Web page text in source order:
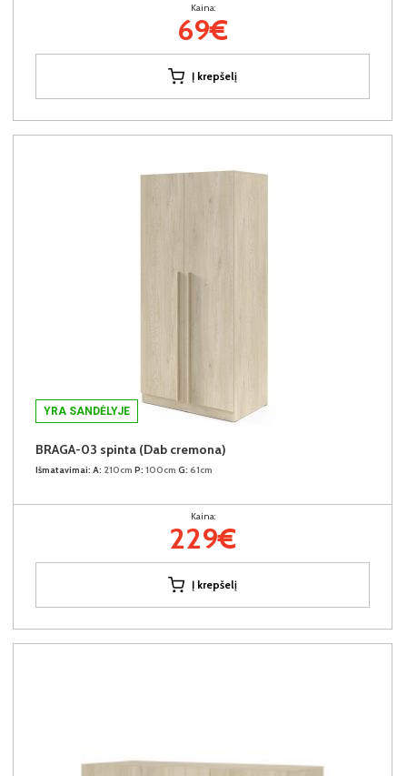
Kaina:
69€
Į krepšelį
YRA SANDĖLYJE
BRAGA-03 spinta (Dab cremona)
Išmatavimai: A: 210cm P: 100cm G: 61cm
Kaina:
229€
Į krepšelį